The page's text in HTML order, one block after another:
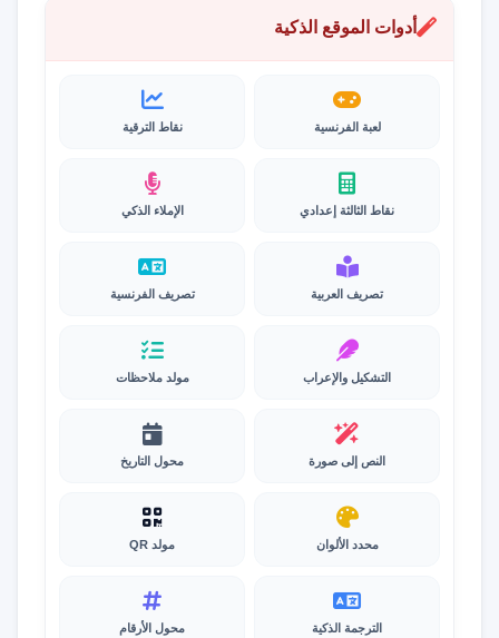
أدوات الموقع الذكية
لعبة الفرنسية نقاط الترقية
نقاط الثالثة إعدادي الإملاء الذكي
تصريف العربية تصريف الفرنسية
التشكيل والإعراب مولد ملاحظات
النص إلى صورة محول التاريخ
محدد الألوان مولد QR
الترجمة الذكية محول الأرقام